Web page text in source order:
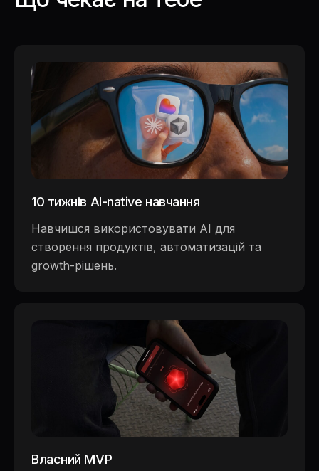
10 тижнів AI-native навчання
Навчишся використовувати AI для
створення продуктів, автоматизацій та
growth-рішень.
Власний MVP